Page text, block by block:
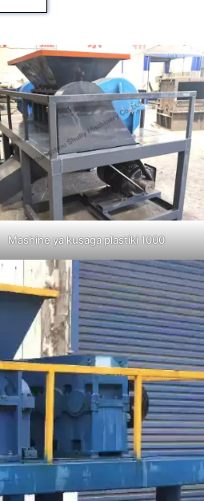
Mashine ya kusaga plastiki 1000